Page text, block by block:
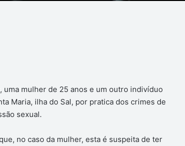
mulher de 25 anos e um outro indivíduo
Maria, ilha do Sal, por pratica dos crimes de
sexual.
no caso da mulher, esta é suspeita de ter